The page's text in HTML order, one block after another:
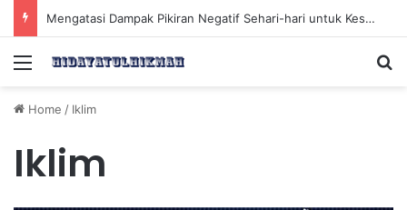
Mengatasi Dampak Pikiran Negatif Sehari-hari untuk Kesehatan Mental yang Lebih Baik
Menu
Home / Iklim
Iklim